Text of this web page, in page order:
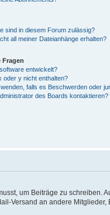
sind in diesem Forum zulässig?
all meiner Dateianhänge erhalten?
Fragen
entwickelt?
oder y nicht enthalten?
falls es Beschwerden oder
des Boards kontaktieren?
um Beiträge zu schreiben.
Versand an andere